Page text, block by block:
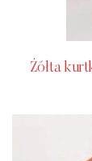
Żółta